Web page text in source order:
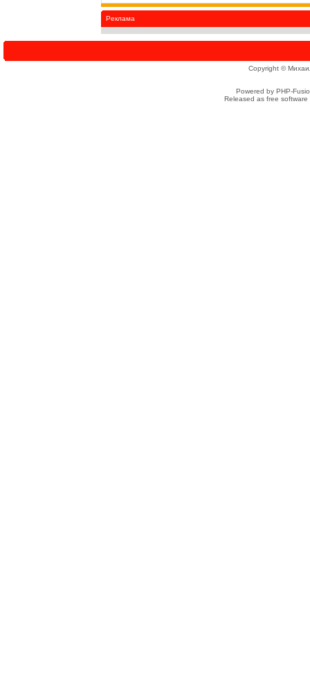
Реклама
Copyright ©
Powered by PHP-
Released as free